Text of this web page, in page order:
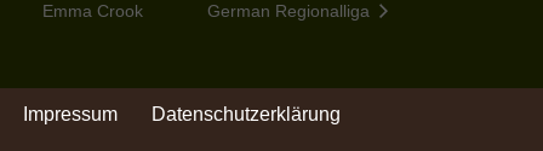
Emma Crook
German Regionalliga
Impressum Datenschutzerklärung